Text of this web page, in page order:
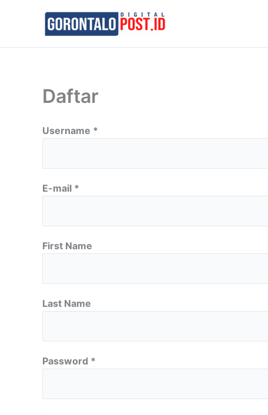
Daftar
Username *
E-mail *
First Name
Last Name
Password *